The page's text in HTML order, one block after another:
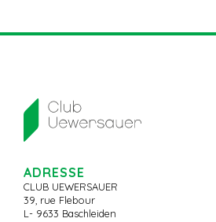
ADRESSE
CLUB UEWERSAUER
39, rue Flebour
L- 9633 Baschleiden